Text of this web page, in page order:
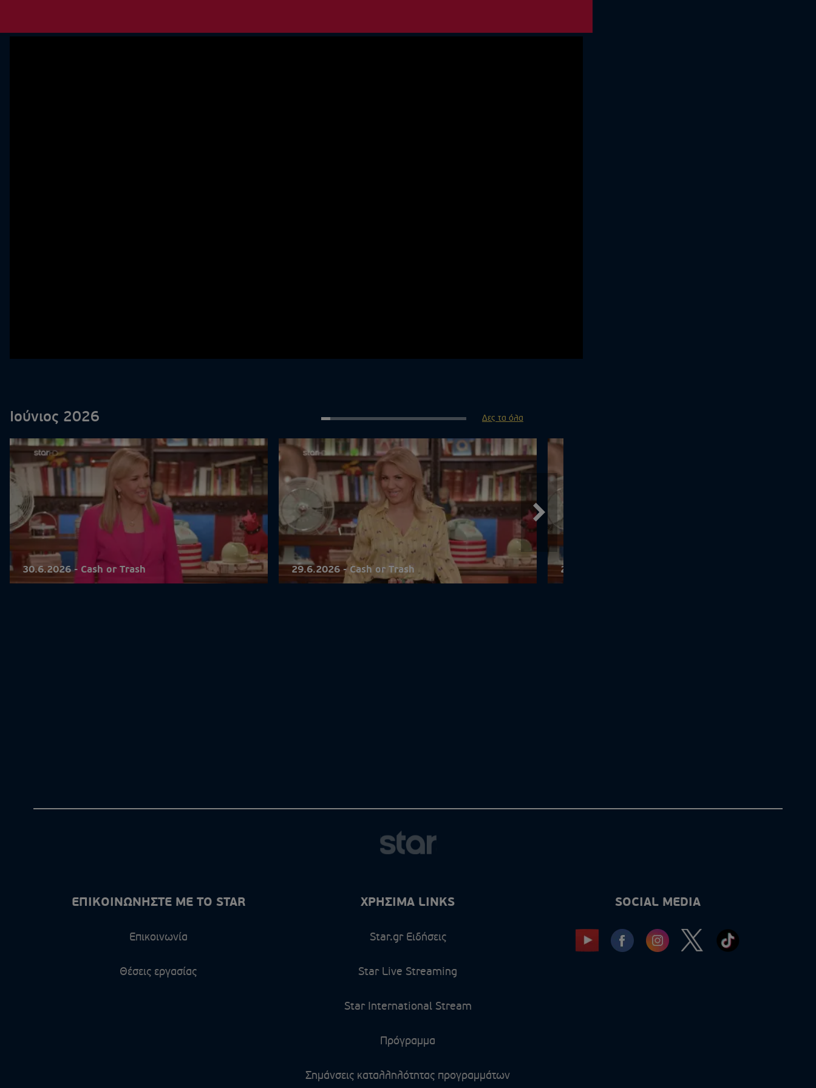
Ιούνιος 2026 Δες τα όλα
30.6.2026 - Cash or Trash 29.6.2026 - Cash or Trash 26.6.2026 - Cash or Trash
ΕΠΙΚΟΙΝΩΝΗΣΤΕ ΜΕ ΤΟ STAR
Επικοινωνία
Θέσεις εργασίας
ΧΡΗΣΙΜΑ LINKS
Star.gr Ειδήσεις
Star Live Streaming
Star International Stream
Πρόγραμμα
Σημάνσεις καταλληλότητας προγραμμάτων
SOCIAL MEDIA